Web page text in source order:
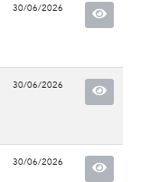
30/06/2026
30/06/2026
30/06/2026